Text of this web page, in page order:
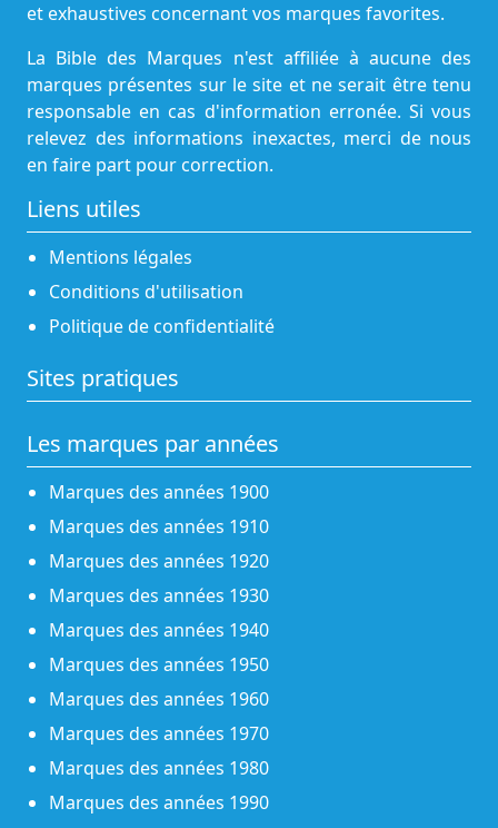
et exhaustives concernant vos marques favorites.
La Bible des Marques n'est affiliée à aucune des
marques présentes sur le site et ne serait être tenu
responsable en cas d'information erronée. Si vous
relevez des informations inexactes, merci de nous
en faire part pour correction.
Liens utiles
Mentions légales
Conditions d'utilisation
Politique de confidentialité
Sites pratiques
Les marques par années
Marques des années 1900
Marques des années 1910
Marques des années 1920
Marques des années 1930
Marques des années 1940
Marques des années 1950
Marques des années 1960
Marques des années 1970
Marques des années 1980
Marques des années 1990